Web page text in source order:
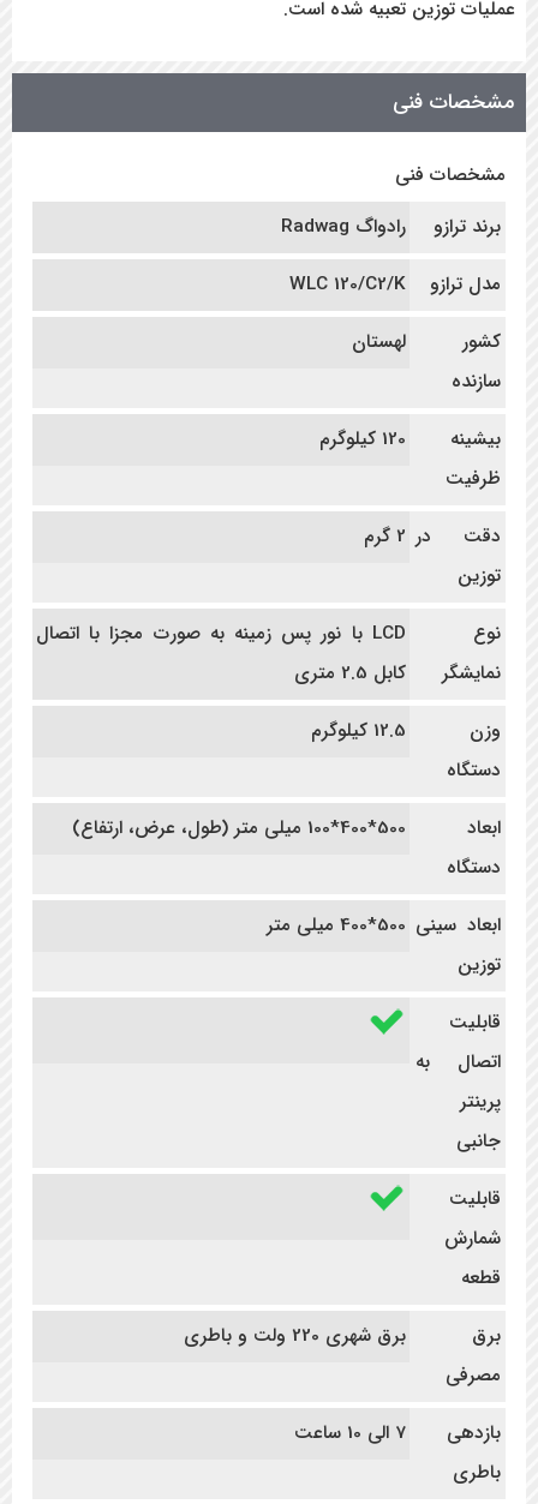
عملیات توزین تعبیه شده است.
مشخصات فنی
مشخصات فنی
برند ترازو
رادواگ Radwag
مدل ترازو
WLC 120/C2/K
کشور
سازنده
لهستان
بیشینه
ظرفیت
120 کیلوگرم
دقت در
توزین
2 گرم
نوع
نمایشگر
LCD با نور پس زمینه به صورت مجزا با اتصال
کابل 2.5 متری
وزن
دستگاه
12.5 کیلوگرم
ابعاد
دستگاه
500*400*100 میلی متر (طول، عرض، ارتفاع)
ابعاد سینی
توزین
500*400 میلی متر
قابلیت
اتصال به
پرینتر
جانبی
قابلیت
شمارش
قطعه
برق
مصرفی
برق شهری 220 ولت و باطری
بازدهی
باطری
7 الی 10 ساعت